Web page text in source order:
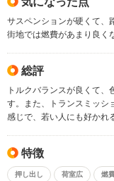
サスペンションが硬くて、
街地では燃費があまり良く
総評
トルクバランスが良くて
す。また、トランスミッシ
感じで、若い人にも好かれ
特徴
押し出し 荷室広 燃